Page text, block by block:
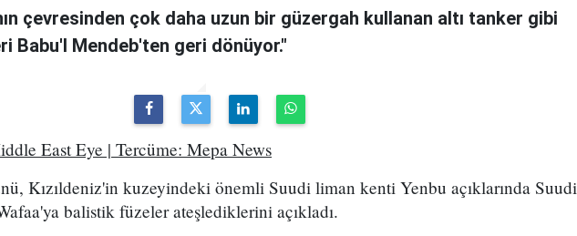
çevresinden çok daha uzun bir güzergah kullanan altı tanker gibi
Babu'l Mendeb'ten geri dönüyor."
East Eye | Tercüme: Mepa News
Kızıldeniz'in kuzeyindeki önemli Suudi liman kenti Yenbu açıklarında Suudi
balistik füzeler ateşlediklerini açıkladı.